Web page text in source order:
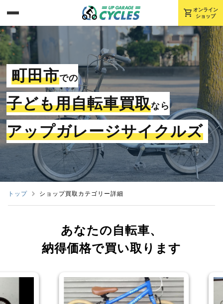
shopping_cart オンライン
ショップ
町田市での
子ども用自転車買取なら
アップガレージサイクルズ
トップ ショップ買取カテゴリー詳細
あなたの自転車、
納得価格で買い取ります